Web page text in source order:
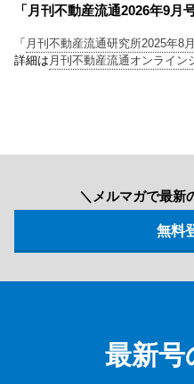
「月刊不動産流通2026年9月
「 月刊不動産流通研究所2025年8
詳細は 月刊不動産流通オンライン
＼メルマガで最新
最新号